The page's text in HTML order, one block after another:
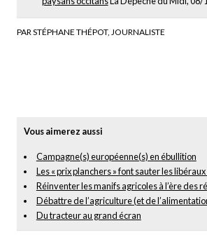
PAR STÉPHANE THÉPOT, JOURNALISTE
Vous aimerez aussi
Campagne(s) européenne(s) en ébullition
Les « prix planchers » font sauter les
Réinventer les manifs agricoles à l’ère des
Débattre de l’agriculture (et de
Du tracteur au grand écran